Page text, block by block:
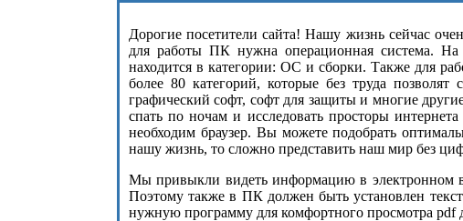
Дорогие посетители сайта! Нашу жизнь сейчас
для работы ПК нужна операционная система.
находится в категории: ОС и сборки. Также для
более 80 категорий, которые без труда
графический софт, софт для защиты и многие
спать по ночам и исследовать просторы
необходим браузер. Вы можете подобрать
нашу жизнь, то сложно представить наш мир без
Мы привыкли видеть информацию в электронном
Поэтому также в ПК должен быть установлен
нужную программу для комфортного просмотра